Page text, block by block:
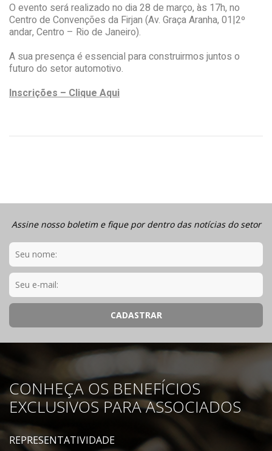
O evento será realizado no dia 28 de março, às 17h, no
Centro de Convenções da Firjan (Av. Graça Aranha, 01|2º
andar, Centro – Rio de Janeiro).
A sua presença é essencial para construirmos juntos o
futuro do setor automotivo.
Inscrições – Clique Aqui
Assine nosso boletim e fique por dentro das notícias do setor
CONHEÇA OS BENEFÍCIOS
EXCLUSIVOS PARA ASSOCIADOS
REPRESENTATIVIDADE